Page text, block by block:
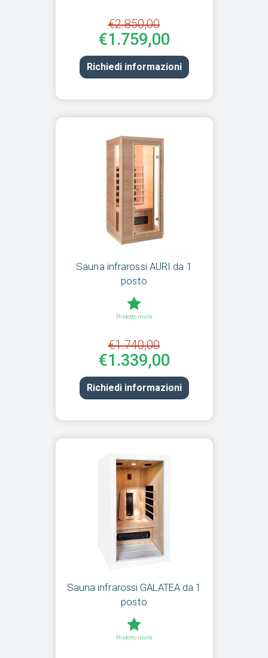
€2.850,00
€1.759,00
Richiedi informazioni
Sauna infrarossi AURI da 1
posto
Prodotto novità
€1.740,00
€1.339,00
Richiedi informazioni
Sauna infrarossi GALATEA da 1
posto
Prodotto novità